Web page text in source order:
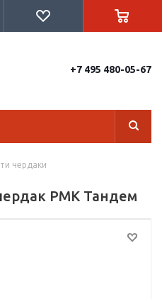
+7 495 480-05-67
чердаки
РМК Тандем